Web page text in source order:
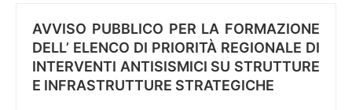
AVVISO PUBBLICO PER LA FORMAZIONE
DELL’ ELENCO DI PRIORITÀ REGIONALE DI
INTERVENTI ANTISISMICI SU STRUTTURE
E INFRASTRUTTURE STRATEGICHE